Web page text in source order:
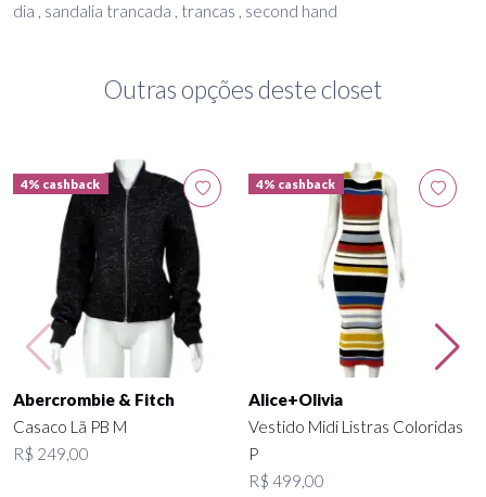
dia , sandalia trancada , trancas , second hand
Outras opções deste closet
4% cashback
Abercrombie & Fitch
Casaco Lã PB M
R$ 249,00
4% cashback
Alice+Olivia
Vestido Midi Listras Coloridas
P
R$ 499,00